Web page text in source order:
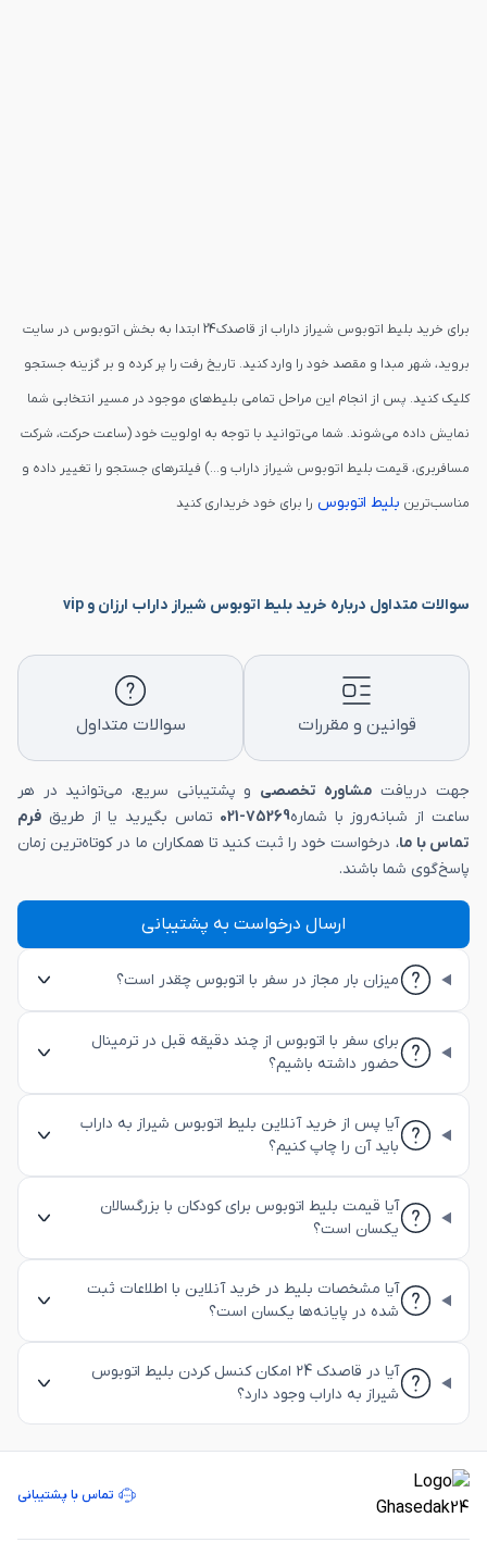
برای خرید بلیط اتوبوس شیراز داراب از قاصدک24 ابتدا به بخش اتوبوس در سایت
بروید، شهر مبدا و مقصد خود را وارد کنید. تاریخ رفت را پر کرده و بر گزینه جستجو
کلیک کنید. پس از انجام این مراحل تمامی بلیط‌های موجود در مسیر انتخابی شما
نمایش داده می‌شوند. شما می‌توانید با توجه به اولویت خود (ساعت حرکت، شرکت
مسافربری، قیمت بلیط اتوبوس شیراز داراب و...) فیلترهای جستجو را تغییر داده و
مناسب‌ترین بلیط اتوبوس را برای خود خریداری کنید
سوالات متداول درباره خرید بلیط اتوبوس شیراز داراب ارزان و vip
قوانین و مقررات سوالات متداول
جهت دریافت مشاوره تخصصی و پشتیبانی سریع، می‌توانید در هر
ساعت از شبانه‌روز با شماره75269-021 تماس بگیرید یا از طریق فرم
تماس با ما، درخواست خود را ثبت کنید تا همکاران ما در کوتاه‌ترین زمان
پاسخ‌گوی شما باشند.
ارسال درخواست به پشتیبانی
میزان بار مجاز در سفر با اتوبوس چقدر است؟
برای سفر با اتوبوس از چند دقیقه قبل در ترمینال
حضور داشته باشیم؟
آیا پس از خرید آنلاین بلیط اتوبوس شیراز به داراب
باید آن را چاپ کنیم؟
آیا قیمت بلیط اتوبوس برای کودکان با بزرگسالان
یکسان است؟
آیا مشخصات بلیط در خرید آنلاین با اطلاعات ثبت
شده در پایانه‌ها یکسان است؟
آیا در قاصدک 24 امکان کنسل کردن بلیط اتوبوس
شیراز به داراب وجود دارد؟
تماس با پشتیبانی